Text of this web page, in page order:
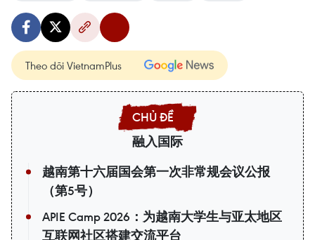
Theo dõi VietnamPlus
融入国际
越南第十六届国会第一次非常规会议公报
（第5号）
APIE Camp 2026：为越南大学生与亚太地区
互联网社区搭建交流平台